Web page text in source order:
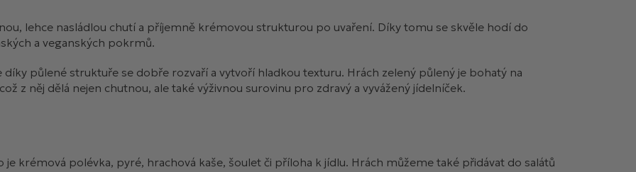
lehce nasládlou chutí a příjemně krémovou strukturou po uvaření. Díky tomu se skvěle hodí do
a veganských pokrmů.
půlené struktuře se dobře rozvaří a vytvoří hladkou texturu. Hrách zelený půlený je bohatý na
z něj dělá nejen chutnou, ale také výživnou surovinu pro zdravý a vyvážený jídelníček.
krémová polévka, pyré, hrachová kaše, šoulet či příloha k jídlu. Hrách můžeme také přidávat do salátů